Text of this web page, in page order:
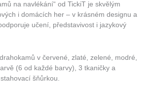
na navlékání“ od TickiT je skvělým
i domácích her – v krásném designu a
učení, představivost i jazykový
v červené, zlaté, zelené, modré,
(6 od každé barvy), 3 tkaničky a
šňůrkou.